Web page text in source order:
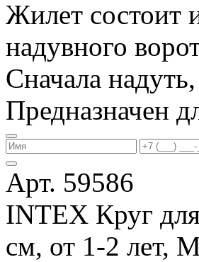
Жилет состоит
надувного
Сначала
Предназначен
Арт. 59586
INTEX Круг
см, от 1-2 лет,